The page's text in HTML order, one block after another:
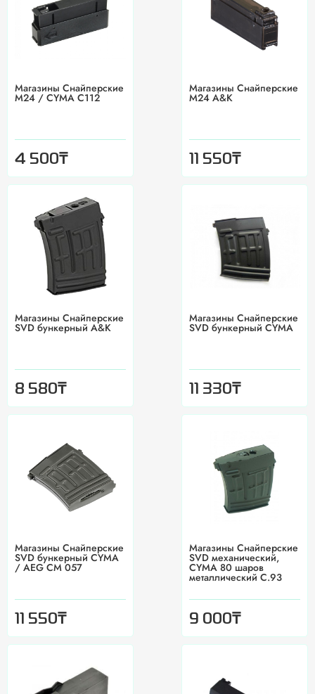
Магазины Снайперские
M24 / CYMA С112
4 500₸
Магазины Снайперские
M24 A&K
11 550₸
Магазины Снайперские
SVD бункерный A&K
8 580₸
Магазины Снайперские
SVD бункерный CYMA
11 330₸
Магазины Снайперские
SVD бункерный CYMA
/ AEG CM 057
11 550₸
Магазины Снайперские
SVD механический,
CYMA 80 шаров
металлический C.93
9 000₸